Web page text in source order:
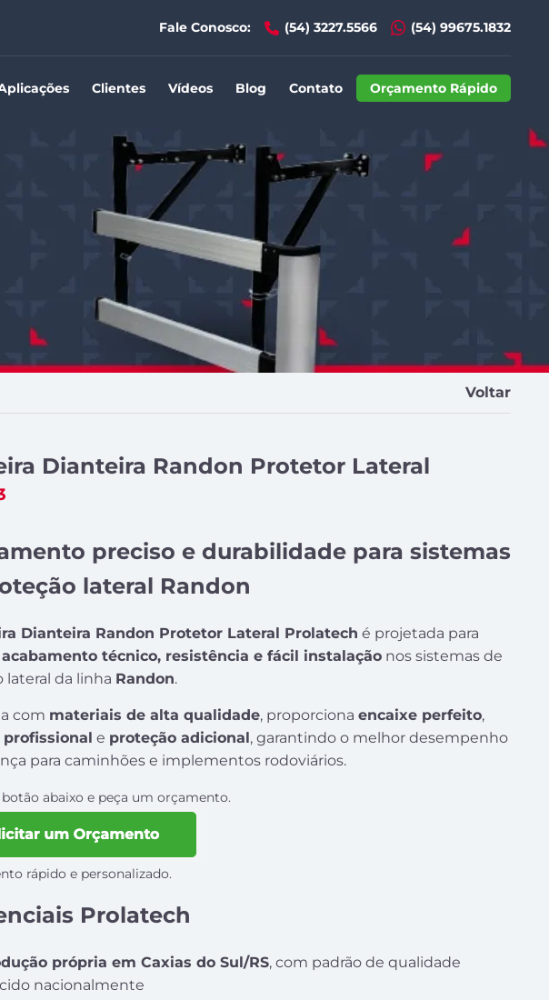
Fale Conosco: (54) 3227.5566 (54) 99675.1832
Clientes Vídeos Blog Contato Orçamento Rápido
Voltar
Dianteira Randon Protetor Lateral
preciso e durabilidade para sistemas
lateral Randon
Dianteira Randon Protetor Lateral Prolatech é projetada para
acabamento técnico, resistência e fácil instalação nos sistemas de
lateral da linha Randon.
com materiais de alta qualidade, proporciona encaixe perfeito,
e proteção adicional, garantindo o melhor desempenho
para caminhões e implementos rodoviários.
abaixo e peça um orçamento.
rápido e personalizado.
Prolatech
própria em Caxias do Sul/RS, com padrão de qualidade
nacionalmente